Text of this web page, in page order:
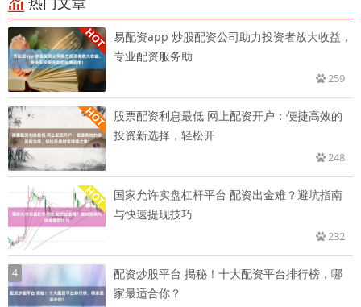
易配资app 炒股配资公司助力投资者放大收益，
专业配资服务助
259
股票配资利息最低 网上配资开户：便捷高效的
投资新选择，轻松开
248
国家允许实盘杠杆平台 配资出金难？避坑指南
与快速提现技巧
232
4
配资炒股平台 揭秘！十大配资平台排行榜，哪
家最适合你？